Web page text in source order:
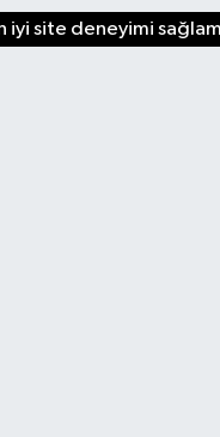
iyi site deneyimi